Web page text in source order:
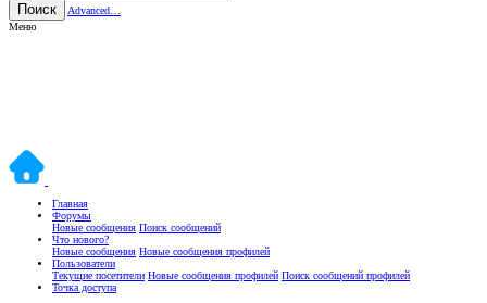
Поиск
Advanced…
Меню
Главная
Форумы
Новые сообщения Поиск сообщений
Что нового?
Новые сообщения Новые сообщения профилей
Пользователи
Текущие посетители Новые сообщения профилей Поиск сообщений профилей
Точка доступа